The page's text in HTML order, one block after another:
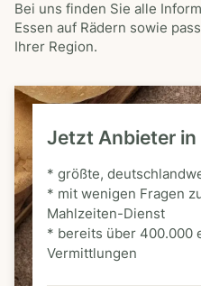
Bei uns finden Sie alle
Essen auf Rädern sowie
Ihrer Region.
Jetzt Anbieter
* größte,
* mit wenigen Fragen
Mahlzeiten-Dienst
* bereits über 400.000
Vermittlungen